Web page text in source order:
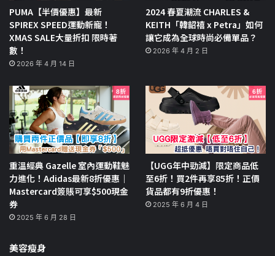
PUMA【半價優惠】最新
SPIREX SPEED運動新寵！
XMAS SALE大量折扣 限時著
數！
2026 年 4 月 14 日
2024 春夏潮流 CHARLES &
KEITH「韓韶禧 x Petra」如何
讓它成為全球時尚必備單品？
2026 年 4 月 2 日
重溫經典 Gazelle 室內運動鞋魅
力進化！Adidas最新8折優惠｜
Mastercard簽賬可享$500現金
券
2025 年 6 月 28 日
【UGG年中勁減】限定商品低
至6折！買2件再享85折！正價
貨品都有9折優惠！
2025 年 6 月 4 日
美容瘦身